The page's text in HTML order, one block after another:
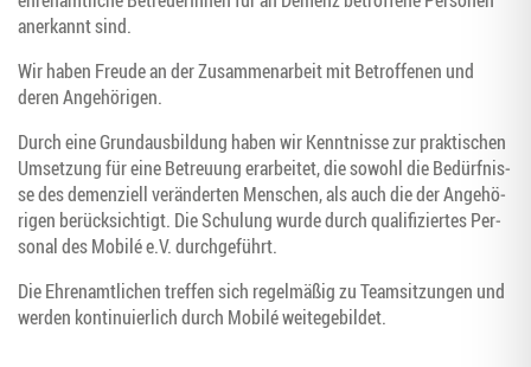
aner­kannt sind.
Wir haben Freu­de an der Zusam­men­ar­beit mit Betrof­fe­nen und
deren Angehörigen.
Durch eine Grund­aus­bil­dung haben wir Kennt­nis­se zur prak­ti­schen
Umset­zung für eine Betreu­ung erar­bei­tet, die sowohl die Bedürf­nis­
se des demen­zi­ell ver­än­der­ten Men­schen, als auch die der Ange­hö­
ri­gen berück­sich­tigt. Die Schu­lung wur­de durch qua­li­fi­zier­tes Per­
so­nal des Mobilé e.V. durchgeführt.
Die Ehren­amt­li­chen tref­fen sich regel­mä­ßig zu Team­sit­zun­gen und
wer­den kon­ti­nu­ier­lich durch Mobilé weitegebildet.